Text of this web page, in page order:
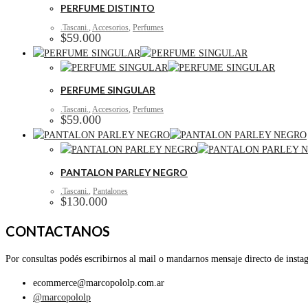
PERFUME DISTINTO
.Tascani., Accesorios, Perfumes
$59.000
PERFUME SINGULAR
.Tascani., Accesorios, Perfumes
$59.000
PANTALON PARLEY NEGRO
.Tascani., Pantalones
$130.000
CONTACTANOS
Por consultas podés escribirnos al mail o mandarnos mensaje directo de
ecommerce@marcopololp.com.ar
@marcopololp